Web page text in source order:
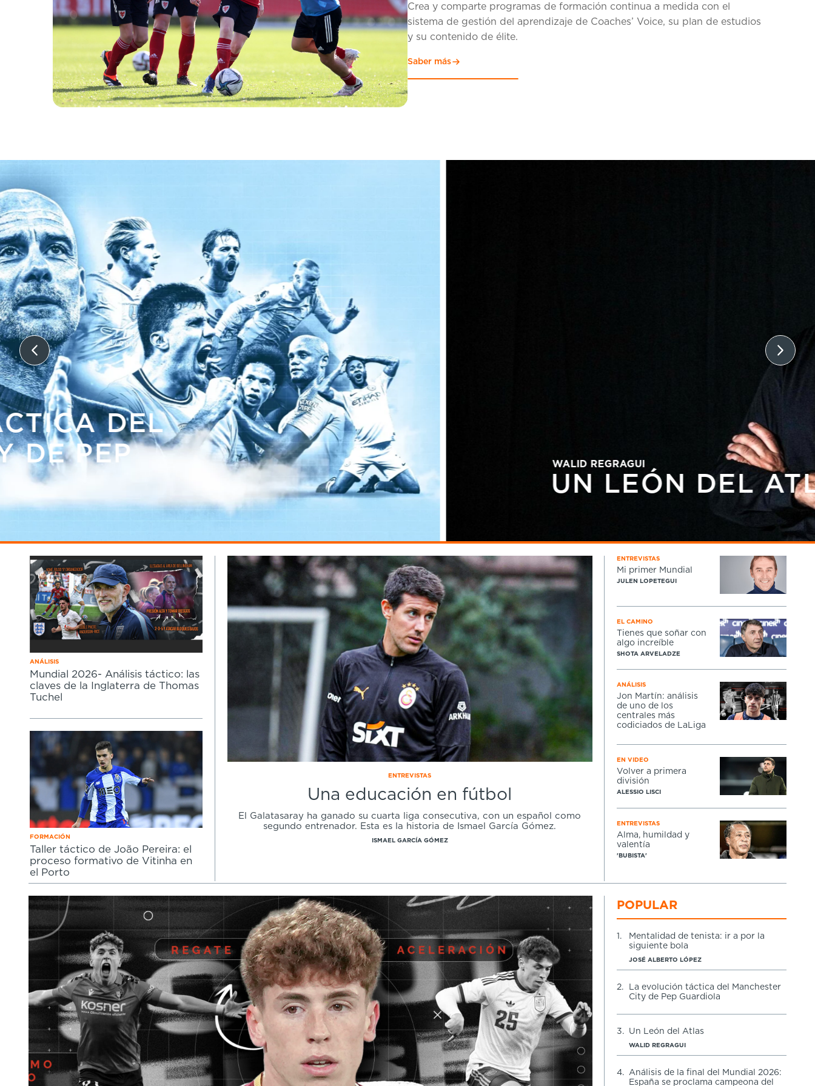
Saber más
Crea y comparte programas de formación continua a medida con el
sistema de gestión del aprendizaje de Coaches’ Voice, su plan de estudios
y su contenido de élite.
Saber más
WALID REGRAGUI
UN LEÓN DEL ATLAS
ENTREVISTAS
Una educación en fútbol
El Galatasaray ha ganado su cuarta liga consecutiva, con un español como
segundo entrenador. Esta es la historia de Ismael García Gómez.
ISMAEL GARCÍA GÓMEZ
ANÁLISIS
Mundial 2026- Análisis táctico: las
claves de la Inglaterra de Thomas
Tuchel
FORMACIÓN
Taller táctico de João Pereira: el
proceso formativo de Vitinha en
el Porto
ENTREVISTAS
Mi primer Mundial
JULEN LOPETEGUI
EL CAMINO
Tienes que soñar con
algo increíble
SHOTA ARVELADZE
ANÁLISIS
Jon Martín: análisis
de uno de los
centrales más
codiciados de LaLiga
EN VIDEO
Volver a primera
división
ALESSIO LISCI
ENTREVISTAS
Alma, humildad y
valentía
'BUBISTA'
POPULAR
1.
Mentalidad de tenista: ir a por la
siguiente bola
JOSÉ ALBERTO LÓPEZ
2.
La evolución táctica del Manchester
City de Pep Guardiola
3. Un León del Atlas
WALID REGRAGUI
4.
Análisis de la final del Mundial 2026:
España se proclama campeona del